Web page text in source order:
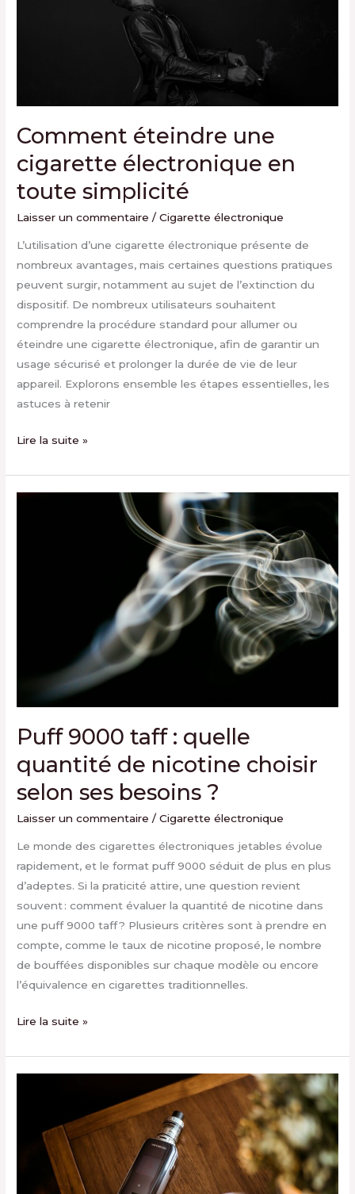
Comment éteindre une
cigarette électronique en
toute simplicité
Laisser un commentaire /Cigarette électronique
L’utilisation d’une cigarette électronique présente de
nombreux avantages, mais certaines questions pratiques
peuvent surgir, notamment au sujet de l’extinction du
dispositif. De nombreux utilisateurs souhaitent
comprendre la procédure standard pour allumer ou
éteindre une cigarette électronique, afin de garantir un
usage sécurisé et prolonger la durée de vie de leur
appareil. Explorons ensemble les étapes essentielles, les
astuces à retenir
Lire la suite »
Puff 9000 taff : quelle
quantité de nicotine choisir
selon ses besoins ?
Laisser un commentaire /Cigarette électronique
Le monde des cigarettes électroniques jetables évolue
rapidement, et le format puff 9000 séduit de plus en plus
d’adeptes. Si la praticité attire, une question revient
souvent : comment évaluer la quantité de nicotine dans
une puff 9000 taff ? Plusieurs critères sont à prendre en
compte, comme le taux de nicotine proposé, le nombre
de bouffées disponibles sur chaque modèle ou encore
l’équivalence en cigarettes traditionnelles.
Lire la suite »
résistance
cigarette